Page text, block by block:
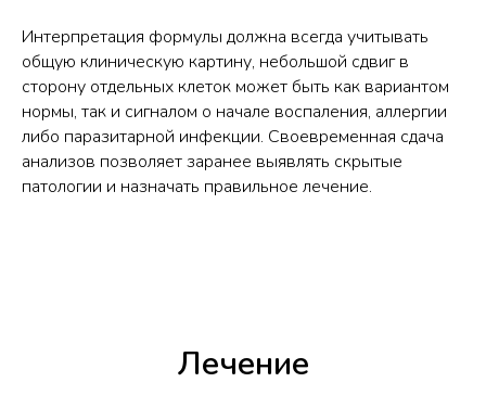
Интерпретация формулы должна всегда учитывать
общую клиническую картину, небольшой сдвиг в
сторону отдельных клеток может быть как вариантом
нормы, так и сигналом о начале воспаления, аллергии
либо паразитарной инфекции. Своевременная сдача
анализов позволяет заранее выявлять скрытые
патологии и назначать правильное лечение.
Лечение